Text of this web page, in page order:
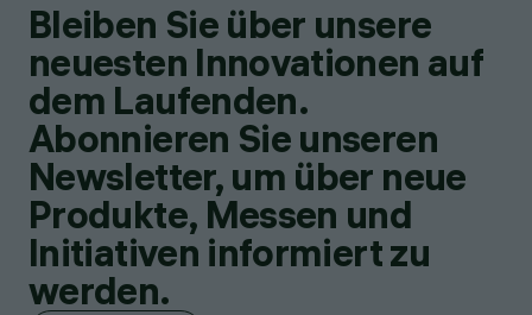
Bleiben Sie über unsere
neuesten Innovationen auf
dem Laufenden.
Abonnieren Sie unseren
Newsletter, um über neue
Produkte, Messen und
Initiativen informiert zu
werden.